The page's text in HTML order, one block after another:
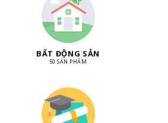
BẤT ĐỘNG SẢN
50 SẢN PHẨM